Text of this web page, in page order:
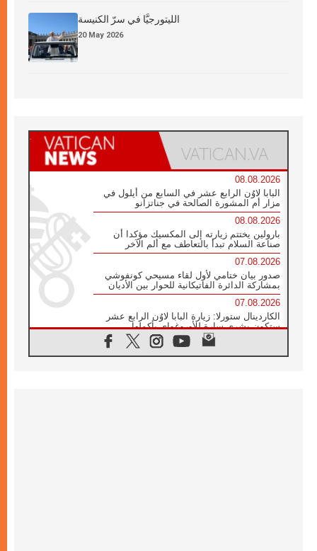
الليتورجيَّا في سرّ الكنيسة
20 May 2026
08.08.2026
البابا لاوُن الرابع عشر في السابع من أيلول في
مزار أم المشورة الصالحة في جناتزانو
08.08.2026
بارولين يختتم زيارته إلى المكسيك مؤكدا أن
صناعة السلام تبدأ بالتعاطف مع ألم الآخر
07.08.2026
صدور بيان ختامي لأول لقاء مسيحي كونفوشي
بمشاركة الدائرة الفاتيكانية للحوار بين الأديان
07.08.2026
الكاردينال ستورلا: زيارة البابا لاوُن الرابع عشر
ستكون بشرى سارة للأوروغواي بأكملها
الفاتيكان يعلن برنامج الزيارة الرسولية للبابا لاوُن